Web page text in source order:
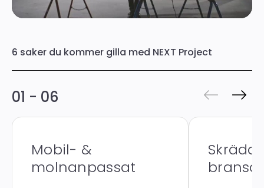
6 saker du kommer gilla med NEXT Project
01 - 06
Mobil- &
molnanpassat